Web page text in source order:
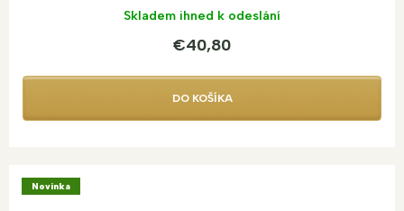
Skladem ihned k odeslání
€40,80
DO KOŠÍKA
Novinka